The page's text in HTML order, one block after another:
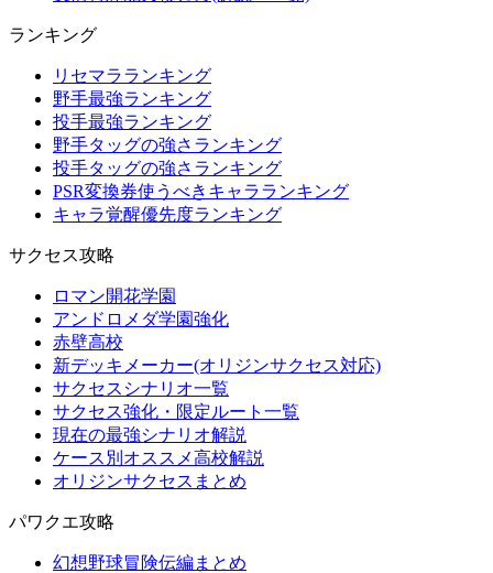
ランキング
リセマラランキング
野手最強ランキング
投手最強ランキング
野手タッグの強さランキング
投手タッグの強さランキング
PSR変換券使うべきキャラランキング
キャラ覚醒優先度ランキング
サクセス攻略
ロマン開花学園
アンドロメダ学園強化
赤壁高校
新デッキメーカー(オリジンサクセス対応)
サクセスシナリオ一覧
サクセス強化・限定ルート一覧
現在の最強シナリオ解説
ケース別オススメ高校解説
オリジンサクセスまとめ
パワクエ攻略
幻想野球冒険伝編まとめ